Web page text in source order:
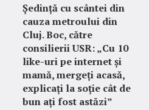
Ședință cu scântei din
cauza metroului din
Cluj. Boc, către
consilierii USR: „Cu 10
like-uri pe internet și
mamă, mergeți acasă,
explicați la soție cât de
bun ați fost astăzi”